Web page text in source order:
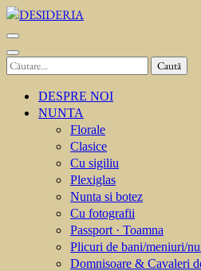
Sari
la
conținut
(apasă
Caută
DESPRE NOI
NUNTA
Florale
Clasice
Cu sigiliu
Plexiglas
Nunta si botez
Cu fotografii
Passport · Toamna
Plicuri de bani/meniuri/
Domnisoare & Cavaleri